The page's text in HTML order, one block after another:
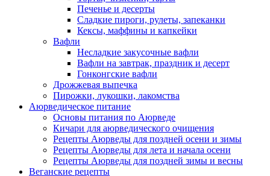
Печенье и десерты
Сладкие пироги, рулеты, запеканки
Кексы, маффины и капкейки
Вафли
Несладкие закусочные вафли
Вафли на завтрак, праздник и десерт
Гонконгские вафли
Дрожжевая выпечка
Пирожки, лукошки, лакомства
Аюрведическое питание
Основы питания по Аюрведе
Кичари для аюрведического очищения
Рецепты Аюрведы для поздней осени и зимы
Рецепты Аюрведы для лета и начала осени
Рецепты Аюрведы для поздней зимы и весны
Веганские рецепты